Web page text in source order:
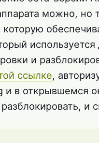
можно, но
которую
и
ссылке,
и в открывшемся
и